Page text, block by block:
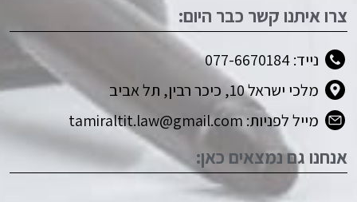
צרו איתנו קשר כבר היום:
נייד: 077-6670184
מלכי ישראל 10, כיכר רבין, תל אביב
מייל לפניות: tamiraltit.law@gmail.com
אנחנו גם נמצאים כאן: